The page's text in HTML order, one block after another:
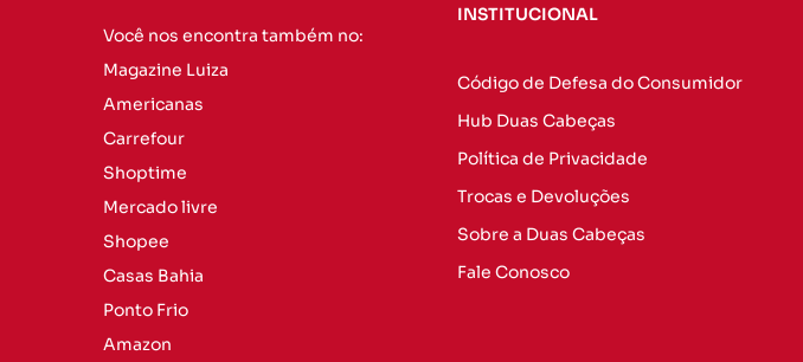
Você nos encontra também no:
Magazine Luiza
Americanas
Carrefour
Shoptime
Mercado livre
Shopee
Casas Bahia
Ponto Frio
Amazon
INSTITUCIONAL
Código de Defesa do Consumidor
Hub Duas Cabeças
Política de Privacidade
Trocas e Devoluções
Sobre a Duas Cabeças
Fale Conosco